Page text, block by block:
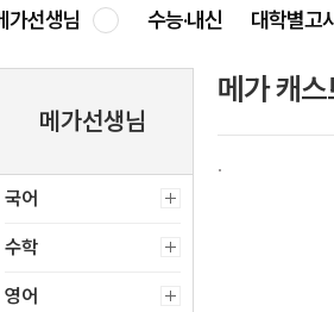
가선생님 수능·내신 대학별고
메가선생님
국어
수학
영어
메가 캐스